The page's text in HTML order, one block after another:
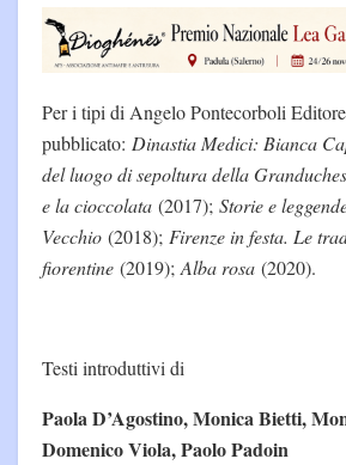
Per i tipi di Angelo Pontecorboli
pubblicato: Dinastia Medici: Bianca
del luogo di sepoltura della
e la cioccolata (2017); Storie e
Vecchio (2018); Firenze in festa. Le
fiorentine (2019);Alba rosa (2020).
Testi introduttivi di
Paola D’Agostino, Monica Bietti,
Domenico Viola, Paolo Padoin